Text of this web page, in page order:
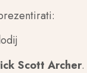
Scott Archer.